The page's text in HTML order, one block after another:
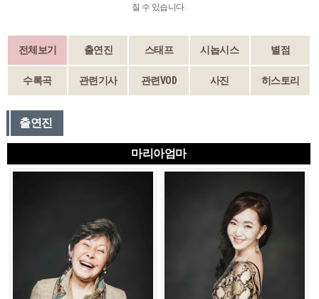
질 수 있습니다.
전체보기 출연진 스태프 시놉시스 별점
수록곡 관련기사 관련VOD 사진 히스토리
출연진
마리아엄마